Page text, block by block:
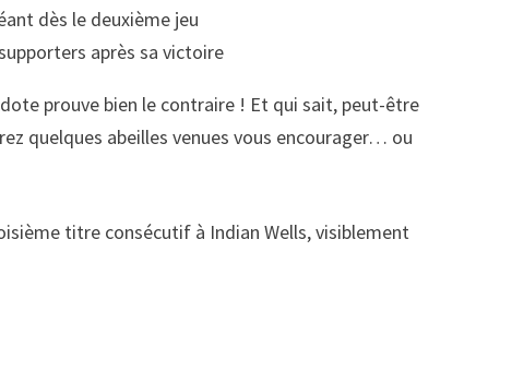
dès le deuxième jeu
après sa victoire
prouve bien le contraire ! Et qui sait, peut-être
quelques abeilles venues vous encourager… ou
titre consécutif à Indian Wells, visiblement